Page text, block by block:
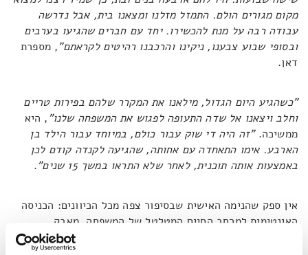
מקום מגורים הולם.התמזל מזלנו ומצאנו בית, אבל נדרשה
עבודה רבה על מנת להכשירו. יחד עם חברים שהגיעו בערבים
ובסופי שבוע צבענו, ניקינו והרכבנו רהיטים לקראתם", מספרת
דאן.
"כשהגיע היום הגדול, מילאנו את המקרר שלהם בפירות טריים
וחלב ויצאנו אל שדה התעופה לפגוש את המשפחה שלנו", היא
ממשיכה."זה היה די שוק עבור כולם, במיוחד עבור הילד בן
הארבע. אימו התאחדה עם אחותה, שהגיעה לקנדה קודם לכן
באמצעות אותה תוכנית, לאחר שלא התראו במשך 15 שנים"
.
אין ספק שהנימה האישית שבסיפור צפה מכל הכיוונים: הכניסה
האינטימית למרחב החיים המטלטל של המשפחה, מאבק
ההישרדות הנוגע ללב והסיכוי לשיקום. גם הקשר הבינאישי